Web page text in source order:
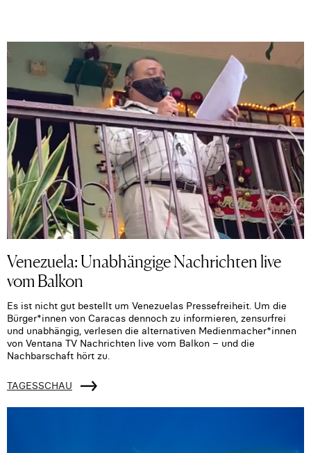
Venezuela: Unabhängige Nachrichten live
vom Balkon
Es ist nicht gut bestellt um Venezuelas Pressefreiheit. Um die
Bürger*innen von Caracas dennoch zu informieren, zensurfrei
und unabhängig, verlesen die alternativen Medienmacher*innen
von Ventana TV Nachrichten live vom Balkon – und die
Nachbarschaft hört zu.
TAGESSCHAU